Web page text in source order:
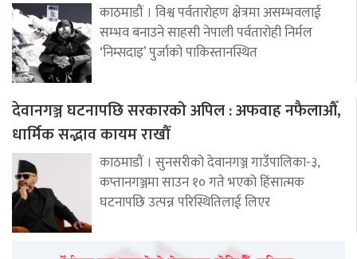
काठमाडौं । विश्व पर्वतारोहण क्षेत्रमा असम्भवलाई
सम्भव बनाउने साहसी नेपाली पर्वतारोही निर्मल
‘निम्सदाइ’ पुर्जाको पाकिस्तानस्थित
देवानगञ्ज घटनापछि सरकारको अपिल : अफवाह नफैलाऔँ,
धार्मिक सद्भाव कायम राखौँ
काठमाडौं । सुनसरीको देवानगञ्ज गाउँपालिका-३,
कप्तानगञ्जमा साउन १० गते भएको हिंसात्मक
घटनापछि उत्पन्न परिस्थितिलाई लिएर